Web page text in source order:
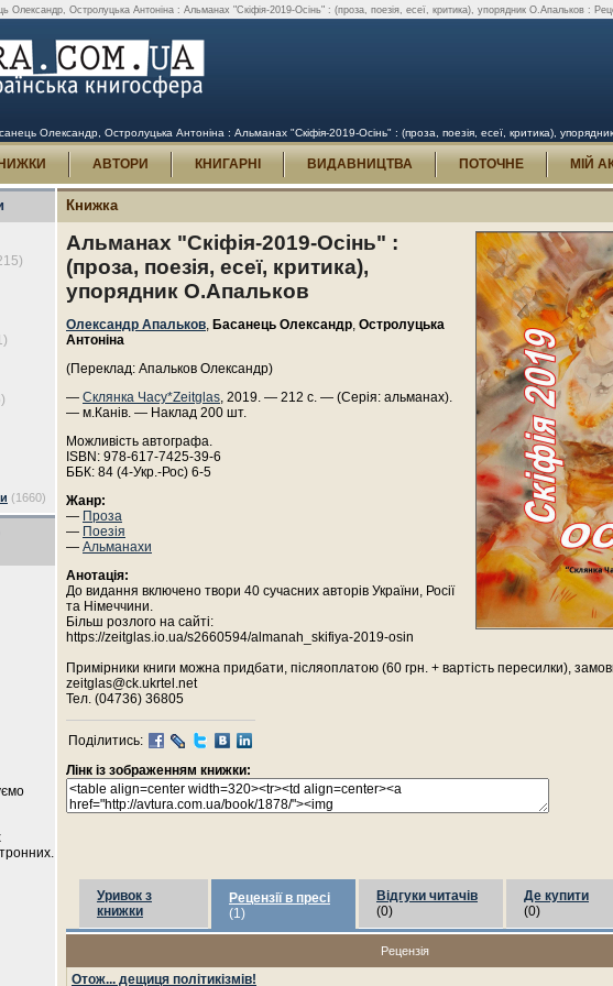
Олександр, Остролуцька Антоніна : Альманах "Скіфія-2019-Осінь" : (проза, поезія, есеї, критика), упорядник О.Апальков :
Олександр, Остролуцька Антоніна : Альманах "Скіфія-2019-Осінь" : (проза, поезія, есеї, критика),
АВТОРИ КНИГАРНІ ВИДАВНИЦТВА ПОТОЧНЕ МІЙ
(1660)
Книжка
Альманах "Скіфія-2019-Осінь" :
(проза, поезія, есеї, критика),
упорядник О.Апальков
Олександр Апальков, Басанець Олександр, Остролуцька
Антоніна
(Переклад: Апальков Олександр)
— Склянка Часу*Zeitglas, 2019. — 212 с. — (Серія: альманах).
— м.Канів. — Наклад 200 шт.
Можливість автографа.
ISBN: 978-617-7425-39-6
ББК: 84 (4-Укр.-Рос) 6-5
Жанр:
— Проза
— Поезія
— Альманахи
Анотація:
До видання включено твори 40 сучасних авторів України, Росії
та Німеччини.
Більш розлого на сайті:
https://zeitglas.io.ua/s2660594/almanah_skifiya-2019-osin
Примірники книги можна придбати, післяоплатою (60 грн. + вартість пересилки),
zeitglas@ck.ukrtel.net
Тел. (04736) 36805
Поділитись:
Лінк із зображенням книжки:
Уривок з
книжки
Рецензії в пресі
(1)
Відгуки читачів
(0)
Де купити
(0)
Рецензія
Отож... дещиця політикізмів!